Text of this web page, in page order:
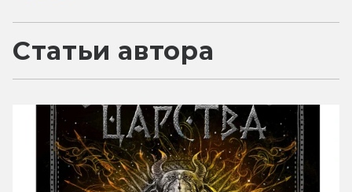
Статьи автора